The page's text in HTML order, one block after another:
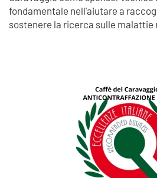
fondamentale nell'aiutare a
sostenere la ricerca sulle malattie